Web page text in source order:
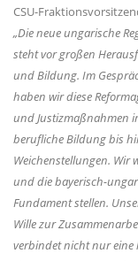
CSU-
Die neue ungarische
steht vor großen
und Bildung. Im
haben wir diese
und Justizmaßnahmen
berufliche Bildung bis
Weichenstellungen. Wir
und die bayerisch-
Fundament stellen.
Wille zur
verbindet nicht nur eine